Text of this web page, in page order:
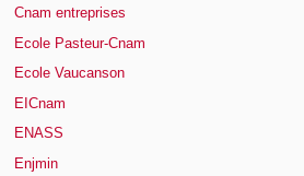
Cnam entreprises
Ecole Pasteur-Cnam
Ecole Vaucanson
EICnam
ENASS
Enjmin